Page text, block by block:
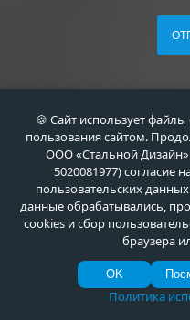
+7 (495) 411-44-41
г. Москва, ул. Флотская,
info@meta-m.ru
🍪 Сайт использует
пользования сайтом.
ООО «Стальной
5020081977) согласие
пользовательских
данные обрабатывались,
cookies и сбор
браузера
OK
Политика